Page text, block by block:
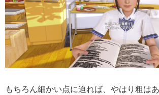
もちろん細かい点に迫れば、やはり粗は